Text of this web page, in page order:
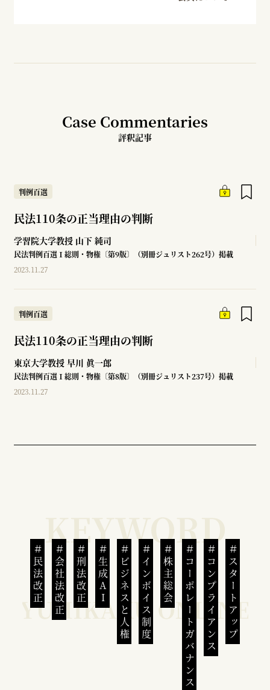
Case Commentaries
評釈記事
判例百選
民法110条の正当理由の判断
学習院大学教授 山下 純司
民法判例百選Ⅰ総則・物権〔第9版〕（別冊ジュリスト262号）掲載
2023.11.27
判例百選
民法110条の正当理由の判断
東京大学教授 早川 眞一郎
民法判例百選Ⅰ総則・物権〔第8版〕（別冊ジュリスト237号）掲載
2023.11.27
民法改正 会社法改正 刑法改正 生成AI ビジネスと人権インボイス制度 株主総会 コーポレートガバナンスコンプライアンススタートアップ